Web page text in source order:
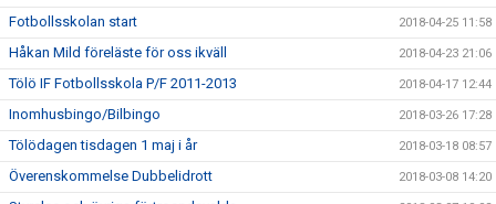
Fotbollsskolan start 2018-04-25 11:58
Håkan Mild föreläste för oss ikväll 2018-04-23 21:06
Tölö IF Fotbollsskola P/F 2011-2013 2018-04-17 12:44
Inomhusbingo/Bilbingo 2018-03-26 17:28
Tölödagen tisdagen 1 maj i år 2018-03-18 08:57
Överenskommelse Dubbelidrott 2018-03-08 14:20